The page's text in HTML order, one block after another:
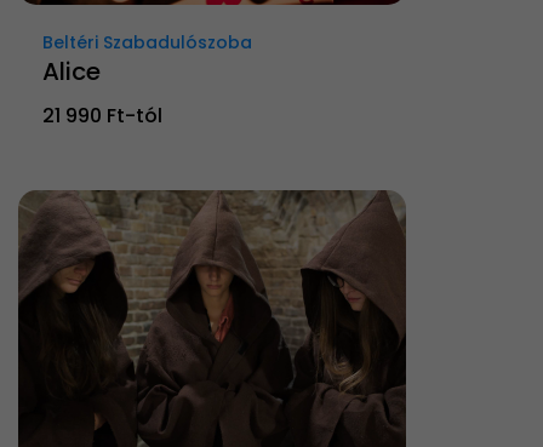
Beltéri Szabadulószoba
Alice
21 990 Ft-tól